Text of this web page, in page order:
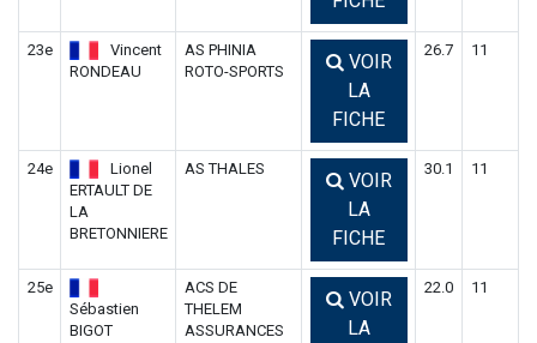
23e
Vincent
RONDEAU
AS PHINIA
ROTO-SPORTS
VOIR
LA
FICHE
26.7 11
24e
Lionel
ERTAULT DE
LA
BRETONNIERE
AS THALES
VOIR
LA
FICHE
30.1 11
25e
Sébastien
BIGOT
ACS DE
THELEM
ASSURANCES
VOIR
LA
22.0 11